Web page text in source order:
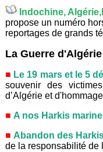
Indochine,
propose un numéro
reportages de grands
La Guerre d'Algérie
Le 19 mars et le 5
souvenir des
d’Algérie et
A nos Harkis
Abandon des
de la responsabilité de